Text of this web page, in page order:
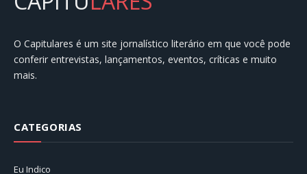
O Capitulares é um site jornalístico literário em que você pode
conferir entrevistas, lançamentos, eventos, críticas e muito
mais.
CATEGORIAS
Eu Indico